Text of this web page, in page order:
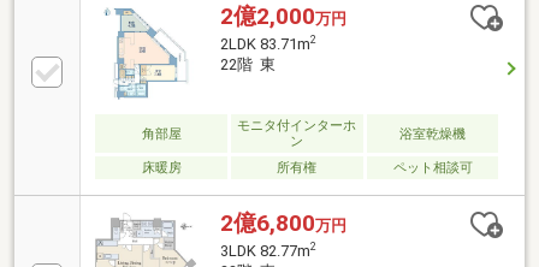
ため防犯面も安心です◎最上階にはスカイビューラウ
ンジがあり、周辺の豊かな緑が望めます◎フロントサ
ービスやゲストルームなど共用施設充実◎各フロアに
ゴミ置き場有【リノベーション内容】キッチン交換/浴
室交換/洗面交換/トイレ交換/水まわり床張替/フロー
リング新規張替/建具交換/照明交換/給湯器(追い炊き機
能交換)下足入/全クロス貼替/アクセントクロス/ハウ
スクリーニング
2億2,000万円
2LDK 83.71m2
22階 東
角部屋
モニタ付インターホ
ン
浴室乾燥機
床暖房 所有権 ペット相談可
2億6,800万円
3LDK 82.77m2